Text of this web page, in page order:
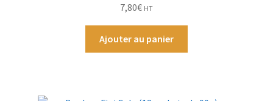
7,80€ HT
Ajouter au panier